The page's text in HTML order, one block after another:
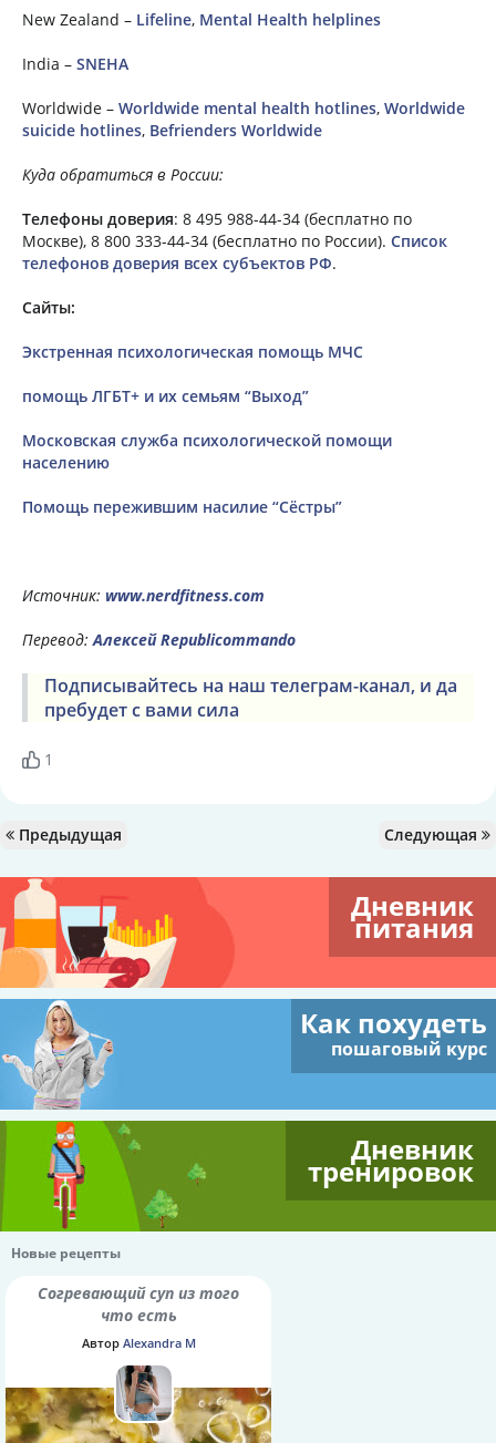
New Zealand – Lifeline, Mental Health helplines
India – SNEHA
Worldwide – Worldwide mental health hotlines, Worldwide
suicide hotlines, Befrienders Worldwide
Куда обратиться в России:
Телефоны доверия: 8 495 988-44-34 (бесплатно по
Москве), 8 800 333-44-34 (бесплатно по России). Список
телефонов доверия всех субъектов РФ.
Сайты:
Экстренная психологическая помощь МЧС
помощь ЛГБТ+ и их семьям “Выход”
Московская служба психологической помощи
населению
Помощь пережившим насилие “Сёстры”
Источник: www.nerdfitness.com
Перевод: Алексей Republicommando
Подписывайтесь на наш телеграм-канал, и да
пребудет с вами сила
1
Предыдущая Следующая
Дневник
питания
Как похудеть
пошаговый курс
Дневник
тренировок
Новые рецепты
Согревающий суп из того
что есть
Автор Alexandra M